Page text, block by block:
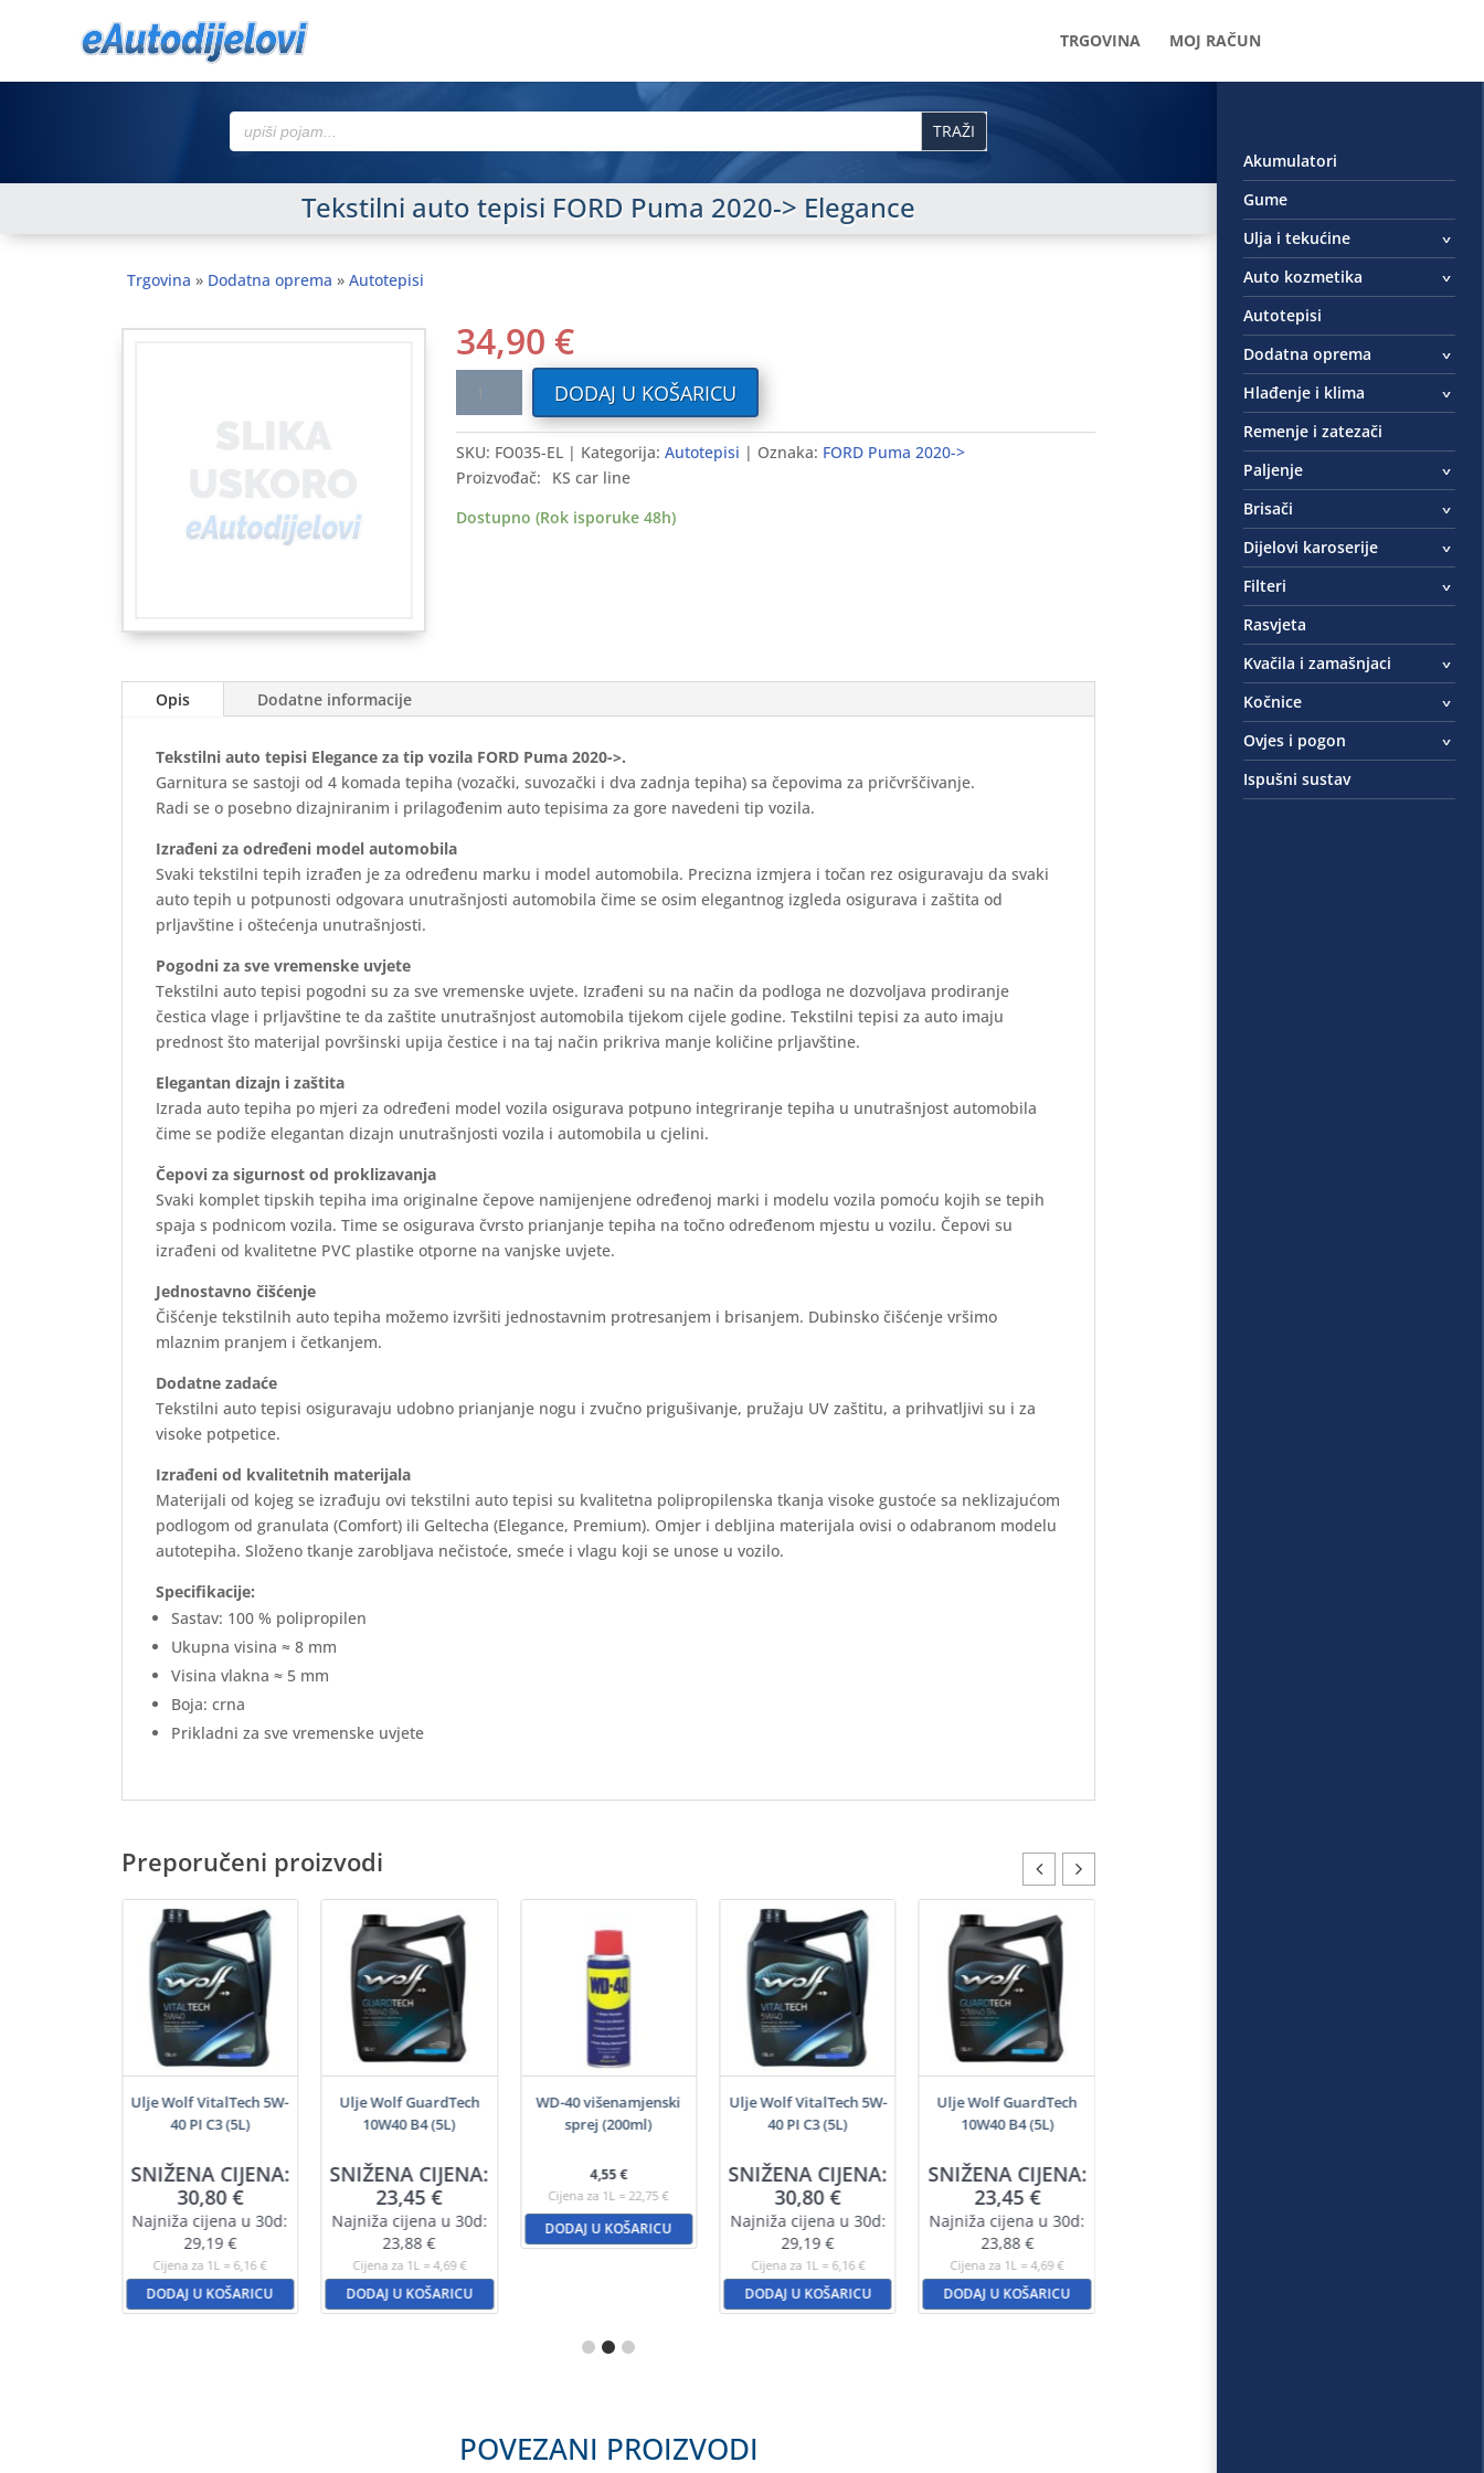
TRGOVINA MOJ RAČUN
Search
for:
Tekstilni auto tepisi FORD Puma 2020-> Elegance
Trgovina » Dodatna oprema »Autotepisi
34,90 €
tepisi
FORD
Puma
2020-
DODAJ U KOŠARICU
SKU: FO035-EL Kategorija: Autotepisi Oznaka: FORD Puma 2020->
Proizvođač:
KS car line
Dostupno (Rok isporuke 48h)
Opis Dodatne informacije
Tekstilni auto tepisi Elegance za tip vozila FORD Puma 2020->.
Garnitura se sastoji od 4 komada tepiha (vozački, suvozački i dva zadnja tepiha) sa čepovima za pričvrščivanje.
Radi se o posebno dizajniranim i prilagođenim auto tepisima za gore navedeni tip vozila.
Izrađeni za određeni model automobila
Svaki tekstilni tepih izrađen je za određenu marku i model automobila. Precizna izmjera i točan rez osiguravaju da svaki
auto tepih u potpunosti odgovara unutrašnjosti automobila čime se osim elegantnog izgleda osigurava i zaštita od
prljavštine i oštećenja unutrašnjosti.
Pogodni za sve vremenske uvjete
Tekstilni auto tepisi pogodni su za sve vremenske uvjete. Izrađeni su na način da podloga ne dozvoljava prodiranje
čestica vlage i prljavštine te da zaštite unutrašnjost automobila tijekom cijele godine. Tekstilni tepisi za auto imaju
prednost što materijal površinski upija čestice i na taj način prikriva manje količine prljavštine.
Elegantan dizajn i zaštita
Izrada auto tepiha po mjeri za određeni model vozila osigurava potpuno integriranje tepiha u unutrašnjost automobila
čime se podiže elegantan dizajn unutrašnjosti vozila i automobila u cjelini.
Čepovi za sigurnost od proklizavanja
Svaki komplet tipskih tepiha ima originalne čepove namijenjene određenoj marki i modelu vozila pomoću kojih se tepih
spaja s podnicom vozila. Time se osigurava čvrsto prianjanje tepiha na točno određenom mjestu u vozilu. Čepovi su
izrađeni od kvalitetne PVC plastike otporne na vanjske uvjete.
Jednostavno čišćenje
Čišćenje tekstilnih auto tepiha možemo izvršiti jednostavnim protresanjem i brisanjem. Dubinsko čišćenje vršimo
mlaznim pranjem i četkanjem.
Dodatne zadaće
Tekstilni auto tepisi osiguravaju udobno prianjanje nogu i zvučno prigušivanje, pružaju UV zaštitu, a prihvatljivi su i za
visoke potpetice.
Izrađeni od kvalitetnih materijala
Materijali od kojeg se izrađuju ovi tekstilni auto tepisi su kvalitetna polipropilenska tkanja visoke gustoće sa neklizajućom
podlogom od granulata (Comfort) ili Geltecha (Elegance, Premium). Omjer i debljina materijala ovisi o odabranom modelu
autotepiha. Složeno tkanje zarobljava nečistoće, smeće i vlagu koji se unose u vozilo.
Specifikacije:
Sastav: 100 % polipropilen
Ukupna visina ≈ 8 mm
Visina vlakna ≈ 5 mm
Boja: crna
Prikladni za sve vremenske uvjete
Preporučeni proizvodi
Ulje Wolf VitalTech 5W-
40 PI C3 (5L)
SNIŽENA CIJENA:
30,80€
Najniža cijena u 30d:
29,19€
Cijena za 1L = 6,16 €
DODAJ U KOŠARICU
Ulje Wolf GuardTech
10W40 B4 (5L)
SNIŽENA CIJENA:
23,45€
Najniža cijena u 30d:
23,88€
Cijena za 1L = 4,69 €
DODAJ U KOŠARICU
WD-40 višenamjenski
sprej (200ml)
4,55€
Cijena za 1L = 22,75 €
DODAJ U KOŠARICU
Ulje Wolf VitalTech 5W-
40 PI C3 (5L)
SNIŽENA CIJENA:
30,80€
Najniža cijena u 30d:
29,19€
Cijena za 1L = 6,16 €
DODAJ U KOŠARICU
Ulje Wolf GuardTech
10W40 B4 (5L)
SNIŽENA CIJENA:
23,45€
Najniža cijena u 30d:
23,88 €
Cijena za 1L = 4,69 €
DODAJ U KOŠARICU
POVEZANI PROIZVODI
Akumulatori
Gume
Ulja i tekućine
Auto kozmetika
Autotepisi
Dodatna oprema
Hlađenje i klima
Remenje i zatezači
Paljenje
Brisači
Dijelovi karoserije
Filteri
Rasvjeta
Kvačila i zamašnjaci
Kočnice
Ovjes i pogon
Ispušni sustav